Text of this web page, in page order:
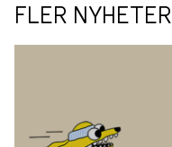
FLER NYHETER